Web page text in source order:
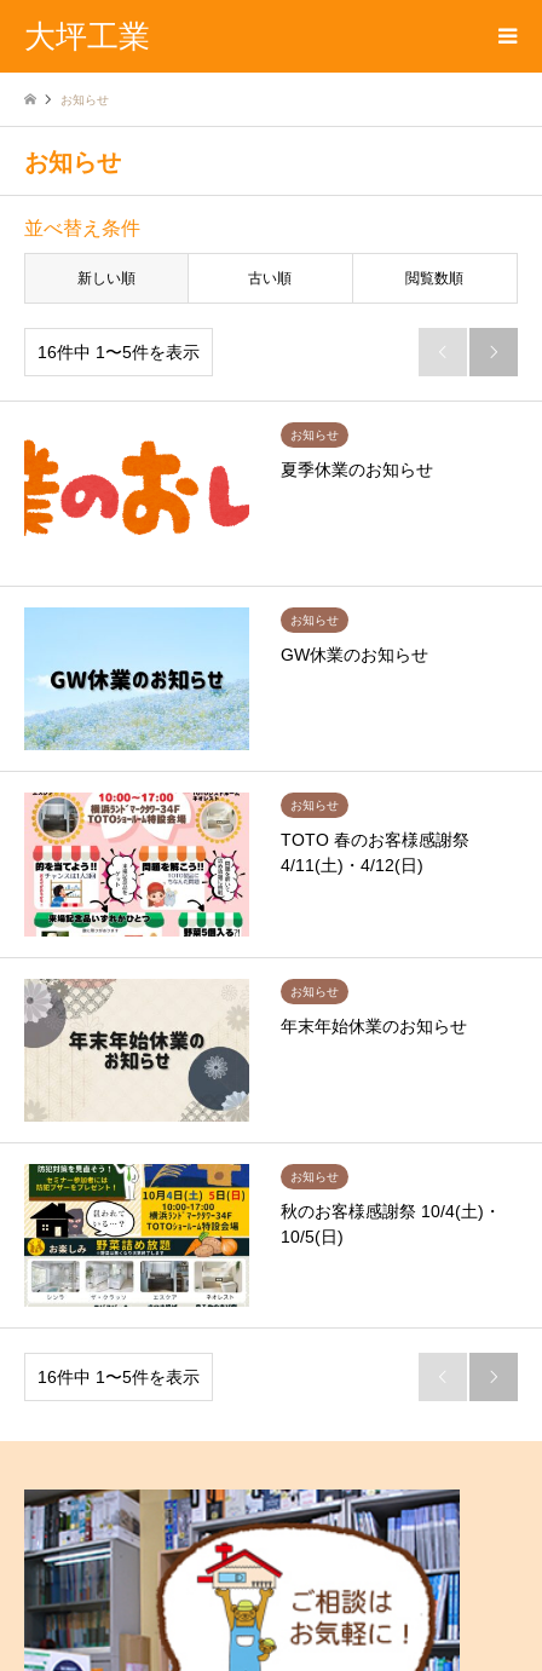
大坪工業
お知らせ
お知らせ
並べ替え条件
新しい順 古い順 閲覧数順
16件中 1〜5件を表示  
お知らせ
夏季休業のお知らせ
お知らせ
GW休業のお知らせ
お知らせ
TOTO 春のお客様感謝祭
4/11(土)・4/12(日)
お知らせ
年末年始休業のお知らせ
お知らせ
秋のお客様感謝祭 10/4(土)・
10/5(日)
16件中 1〜5件を表示  